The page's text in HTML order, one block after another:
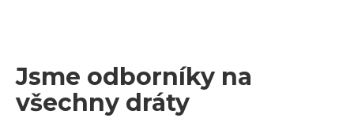
Jsme odborníky na
všechny dráty